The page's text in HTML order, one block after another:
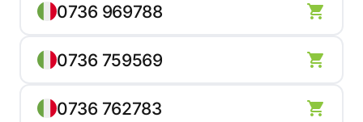
0736 969788
0736 759569
0736 762783